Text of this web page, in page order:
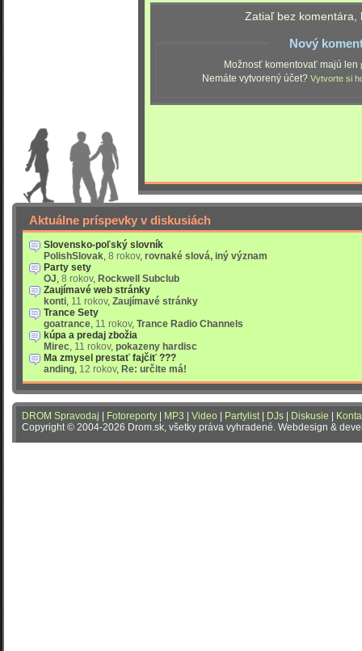
Zatiaľ bez komentára,
Nový
Možnosť komentovať majú len
Nemáte vytvorený účet? Vytvorte si
Aktuálne príspevky v diskusiách
Slovensko-poľský slovník
PolishSlovak, 8 rokov, rovnaké slová, iný význam
Party sety
OJ, 8 rokov, Rockwell Subclub
Zaujímavé web stránky
konti, 11 rokov, Zaujímavé stránky
Trance Sety
goatrance, 11 rokov, Trance Radio Channels
kúpa a predaj zbožia
Mirec, 11 rokov, pokazeny hardisc
Ma zmysel prestať fajčiť ???
anding, 12 rokov, Re: určite má!
DROM Spravodaj Fotoreporty MP3 Video Partylist| DJs Diskusie
Copyright © 2004-2026 Drom.sk, všetky práva vyhradené. Webdesign &